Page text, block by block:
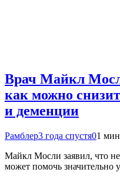
Врач Майкл
как можно
и деменции
Рамблер3 года спустя01
Майкл Мосли заявил, что
может помочь значительно